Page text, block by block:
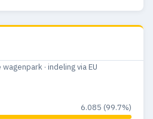
· indeling via EU
6.085 (99.7%)